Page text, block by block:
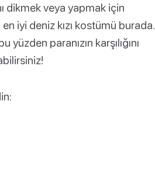
dikmek veya yapmak için
iyi deniz kızı kostümü burada.
paranızın karşılığını